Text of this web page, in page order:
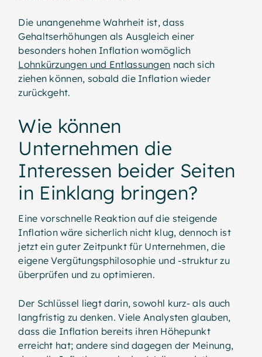
Die unangenehme Wahrheit ist, dass
Gehaltserhöhungen als Ausgleich einer
besonders hohen Inflation womöglich
Lohnkürzungen und Entlassungen nach sich
ziehen können, sobald die Inflation wieder
zurückgeht.
Wie können
Unternehmen die
Interessen beider Seiten
in Einklang bringen?
Eine vorschnelle Reaktion auf die steigende
Inflation wäre sicherlich nicht klug, dennoch ist
jetzt ein guter Zeitpunkt für Unternehmen, die
eigene Vergütungsphilosophie und -struktur zu
überprüfen und zu optimieren.
Der Schlüssel liegt darin, sowohl kurz- als auch
langfristig zu denken. Viele Analysten glauben,
dass die Inflation bereits ihren Höhepunkt
erreicht hat; andere sind dagegen der Meinung,